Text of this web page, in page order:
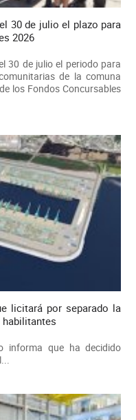
30 de julio el plazo para
2026
30 de julio el periodo para
de la comuna
los Fondos Concursables
licitará por separado la
informa que ha decidido